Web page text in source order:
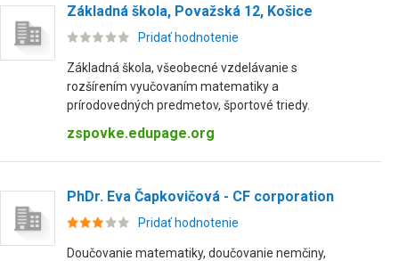
Základná škola, Považská 12, Košice
Pridať hodnotenie
Základná škola, všeobecné vzdelávanie s
rozšírením vyučovaním matematiky a
prírodovedných predmetov, športové triedy.
zspovke.edupage.org
PhDr. Eva Čapkovičová - CF corporation
Pridať hodnotenie
Doučovanie matematiky, doučovanie nemčiny,